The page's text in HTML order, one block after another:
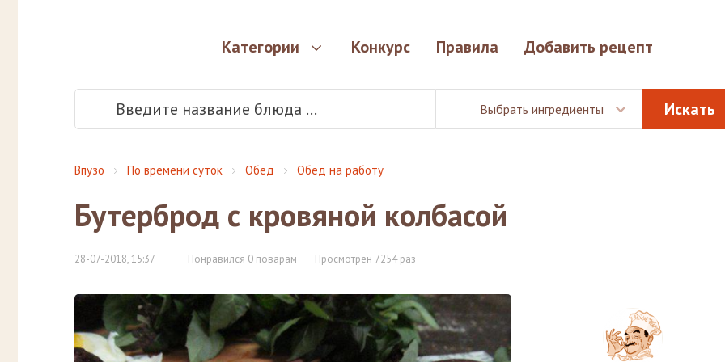
Категории Конкурс Правила Добавить рецепт
Выбрать ингредиенты
Впузо По времени суток Обед Обед на работу
Бутерброд с кровяной колбасой
28-07-2018, 15:37 Понравился 0 поварам Просмотрен 7254 раз